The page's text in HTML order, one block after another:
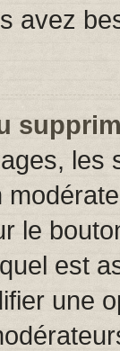
avez
les
le
est
une